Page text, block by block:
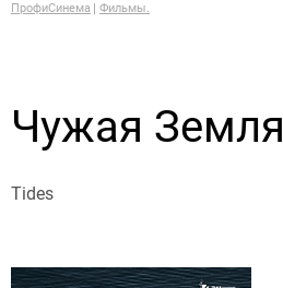
ПрофиСинема Фильмы.
Чужая Земля
Tides